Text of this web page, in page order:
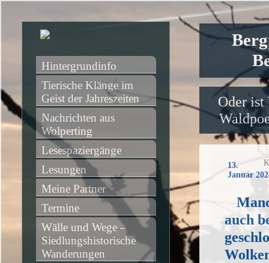
Oder ist
13.
Januar
auch
Hintergrundinfo
Tierische Klänge im
Geist der Jahreszeiten
Nachrichten aus
Wolperting
Lesespaziergänge
Lesungen
Meine Partner
Termine
Wälle und Wege –
Siedlungshistorische
Wanderungen